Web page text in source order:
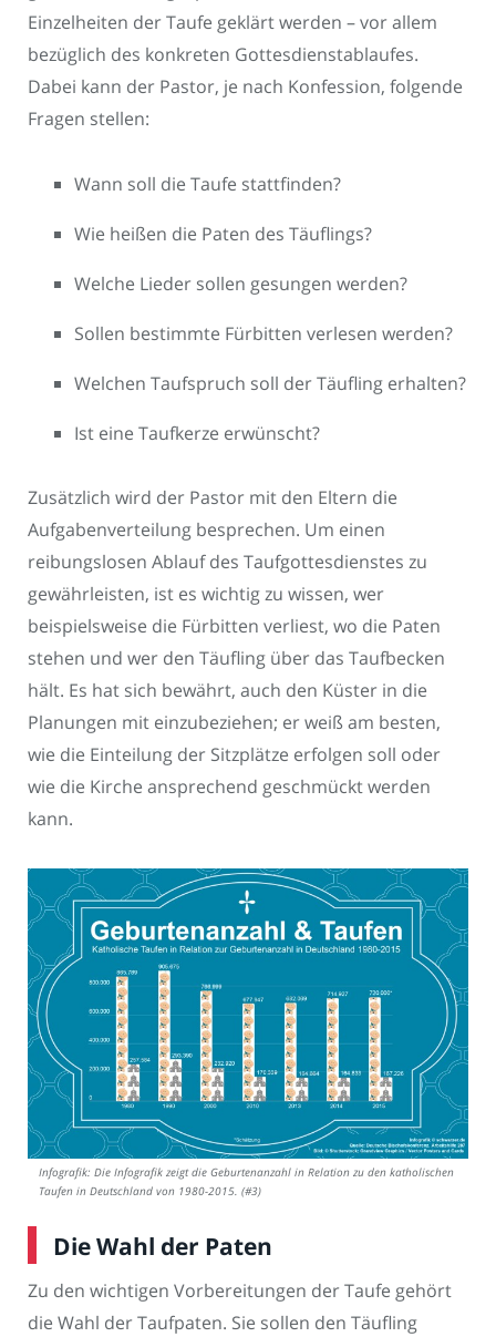
Einzelheiten der Taufe geklärt werden – vor allem
bezüglich des konkreten Gottesdienstablaufes.
Dabei kann der Pastor, je nach Konfession, folgende
Fragen stellen:
Wann soll die Taufe stattfinden?
Wie heißen die Paten des Täuflings?
Welche Lieder sollen gesungen werden?
Sollen bestimmte Fürbitten verlesen werden?
Welchen Taufspruch soll der Täufling erhalten?
Ist eine Taufkerze erwünscht?
Zusätzlich wird der Pastor mit den Eltern die
Aufgabenverteilung besprechen. Um einen
reibungslosen Ablauf des Taufgottesdienstes zu
gewährleisten, ist es wichtig zu wissen, wer
beispielsweise die Fürbitten verliest, wo die Paten
stehen und wer den Täufling über das Taufbecken
hält. Es hat sich bewährt, auch den Küster in die
Planungen mit einzubeziehen; er weiß am besten,
wie die Einteilung der Sitzplätze erfolgen soll oder
wie die Kirche ansprechend geschmückt werden
kann.
Infografik: Die Infografik zeigt die Geburtenanzahl in Relation zu den katholischen
Taufen in Deutschland von 1980-2015. (#3)
Die Wahl der Paten
Zu den wichtigen Vorbereitungen der Taufe gehört
die Wahl der Taufpaten. Sie sollen den Täufling